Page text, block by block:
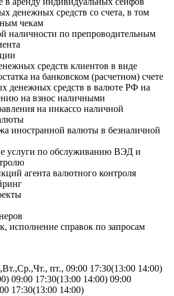
денежных средств со счета, в том
чекам
наличности по препроводительным
средств клиентов в виде
на банковском (расчетном) счете
денежных средств в валюте РФ на
на взнос наличными
на инкассо наличной
иностранной валюты в безналичной
услуги по обслуживанию ВЭД и
агента валютного контроля
исполнение справок по запросам
пт., 09:00 17:30(13:00 14:00)
09:00 17:30(13:00 14:00) 09:00
17:30(13:00 14:00)